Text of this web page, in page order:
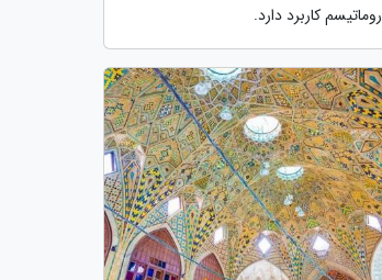
روماتیسم کاربرد دارد.